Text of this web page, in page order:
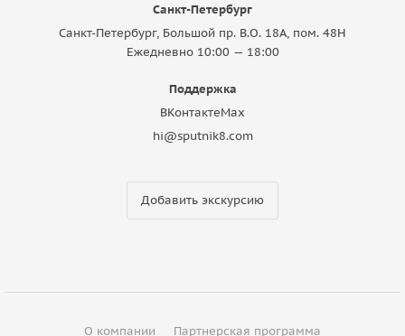
Санкт-Петербург
Санкт-Петербург, Большой пр. В.О. 18A, пом. 48Н
Ежедневно 10:00 — 18:00
Поддержка
ВКонтактеMax
hi@sputnik8.com
Добавить экскурсию
О компании Партнерская программа